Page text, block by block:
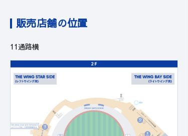
販売店舗の位置
11通路横